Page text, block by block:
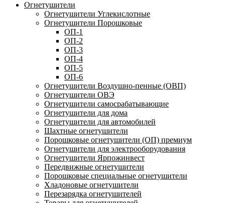
Огнетушители
Огнетушители Углекислотные
Огнетушители Порошковые
ОП-1
ОП-2
ОП-3
ОП-4
ОП-5
ОП-6
Огнетушители Воздушно-пенные (ОВП)
Огнетушители ОВЭ
Огнетушители самосрабатывающие
Огнетушители для дома
Огнетушители для автомобилей
Шахтные огнетушители
Порошковые огнетушители (ОП) премиум
Огнетушители для электрооборудования
Огнетушители Ярпожинвест
Передвижные огнетушители
Порошковые специальные огнетушители
Хладоновые огнетушители
Перезарядка огнетушителей